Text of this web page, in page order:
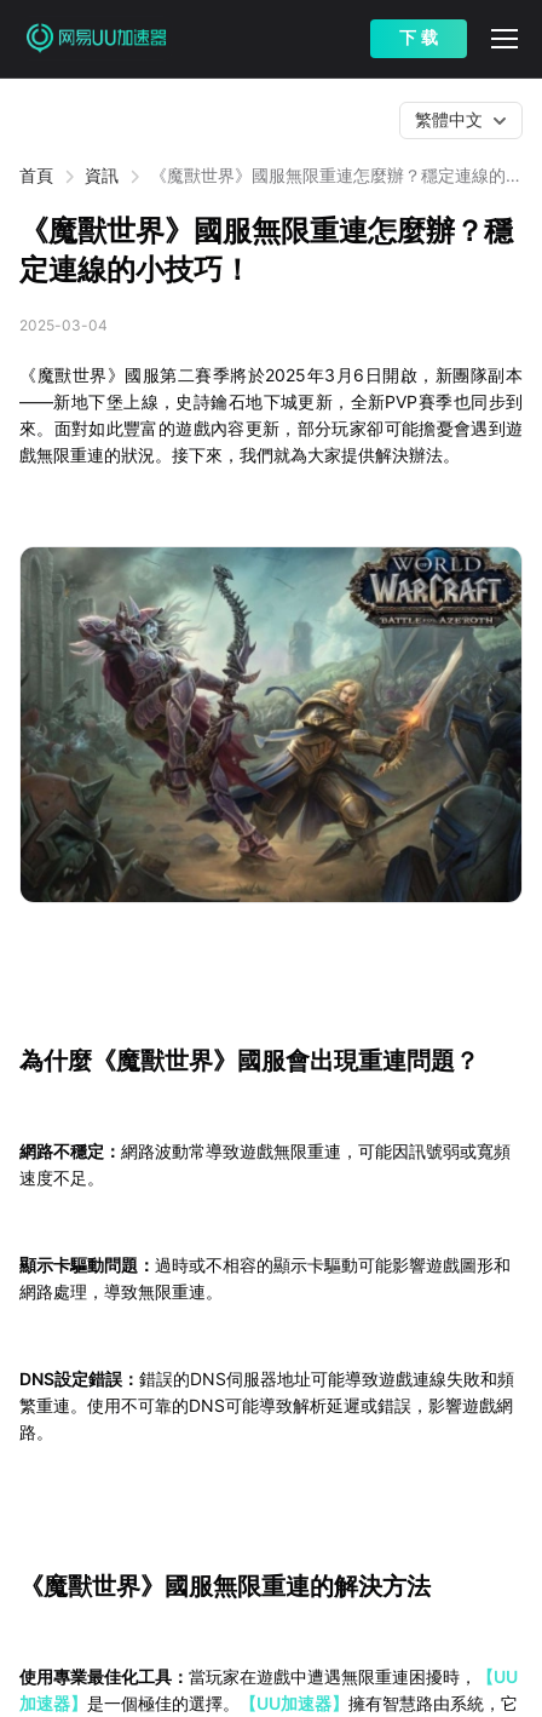
下 载
首頁 資訊
《魔獸世界》國服無限重連怎麼辦？穩定連線的小
繁體中文
《魔獸世界》國服無限重連怎麼辦？穩
定連線的小技巧！
2025-03-04
《魔獸世界》國服第二賽季將於2025年3月6日開啟，新團隊副本
——新地下堡上線，史詩鑰石地下城更新，全新PVP賽季也同步到
來。面對如此豐富的遊戲內容更新，部分玩家卻可能擔憂會遇到遊
戲無限重連的狀況。接下來，我們就為大家提供解決辦法。
為什麼《魔獸世界》國服會出現重連問題？
網路不穩定： 網路波動常導致遊戲無限重連，可能因訊號弱或寬頻
速度不足。
顯示卡驅動問題： 過時或不相容的顯示卡驅動可能影響遊戲圖形和
網路處理，導致無限重連。
DNS設定錯誤： 錯誤的DNS伺服器地址可能導致遊戲連線失敗和頻
繁重連。使用不可靠的DNS可能導致解析延遲或錯誤，影響遊戲網
路。
《魔獸世界》國服無限重連的解決方法
使用專業最佳化工具： 當玩家在遊戲中遭遇無限重連困擾時，
【UU
加速器】 是一個極佳的選擇。 【UU加速器】 擁有智慧路由系統，它